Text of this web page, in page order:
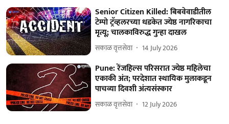
Senior Citizen Killed: बिबवेवाडीतील
टेम्पो ट्रॅव्हलरच्या धडकेत ज्येष्ठ नागरिकाचा
मृत्यू; चालकाविरुद्ध गुन्हा दाखल
सकाळ वृत्तसेवा 14 July 2026
Pune: रेंजहिल्स परिसरात ज्येष्ठ महिलेचा
एकाकी अंत; परदेशात स्थायिक मुलाकडून
पाचव्या दिवशी अंत्यसंस्कार
सकाळ वृत्तसेवा 12 July 2026